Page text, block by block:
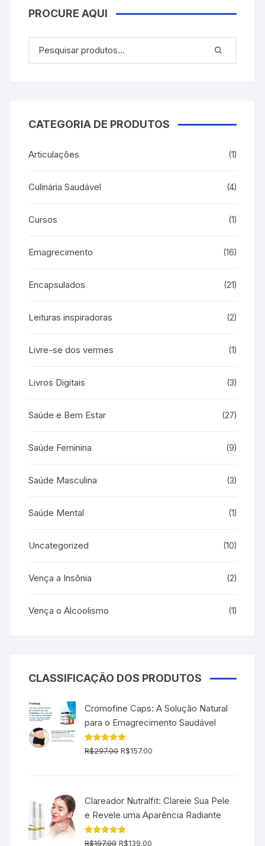
PROCURE AQUI
CATEGORIA DE PRODUTOS
Articulações (1)
Culinária Saudável (4)
Cursos (1)
Emagrecimento (16)
Encapsulados (21)
Leituras inspiradoras (2)
Livre-se dos vermes (1)
Livros Digitais (3)
Saúde e Bem Estar (27)
Saúde Feminina (9)
Saúde Masculina (3)
Saúde Mental (1)
Uncategorized (10)
Vença a Insônia (2)
Vença o Alcoolismo (1)
CLASSIFICAÇÃO DOS PRODUTOS
Cromofine Caps: A Solução Natural
para o Emagrecimento Saudável
Avaliação
5.00de 5
R$297.00 O
R$297.00.
R$157.00
R$157.00.
Clareador Nutralfit: Clareie Sua Pele
e Revele uma Aparência Radiante
Avaliação
R$197.00 O
R$139.00